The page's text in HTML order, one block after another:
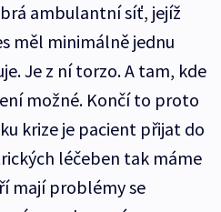
ambulantní síť, jejíž
měl minimálně jednu
Je z ní torzo. A tam, kde
možné. Končí to proto
krize je pacient přijat do
léčeben tak máme
mají problémy se